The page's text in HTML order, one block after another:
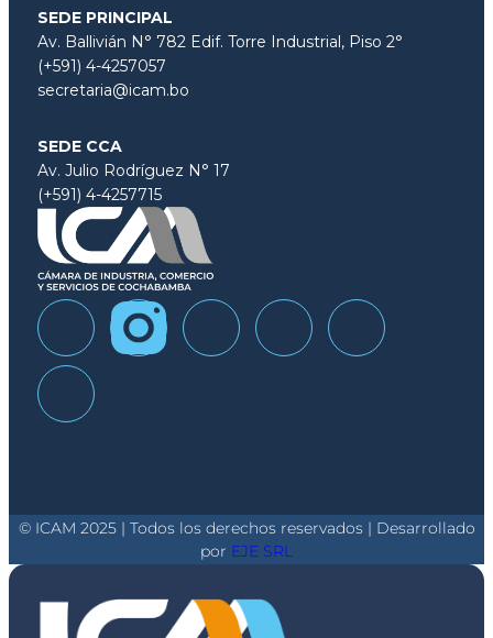
SEDE PRINCIPAL
Av. Ballivián N° 782 Edif. Torre Industrial, Piso 2°
(+591) 4-4257057
secretaria@icam.bo
SEDE CCA
Av. Julio Rodríguez N° 17
(+591) 4-4257715
© ICAM 2025 | Todos los derechos reservados | Desarrollado
por EJE SRL